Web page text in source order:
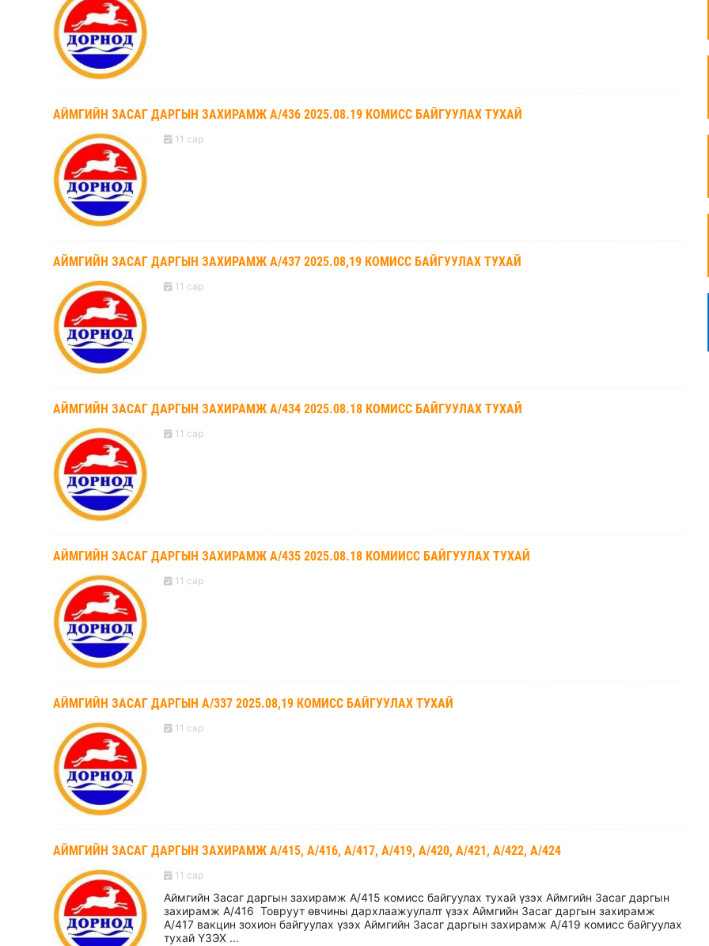
АЙМГИЙН ЗАСАГ ДАРГЫН ЗАХИРАМЖ А/436 2025.08.19 КОМИСС БАЙГУУЛАХ ТУХАЙ
11 сар
АЙМГИЙН ЗАСАГ ДАРГЫН ЗАХИРАМЖ А/437 2025.08,19 КОМИСС БАЙГУУЛАХ ТУХАЙ
11 сар
АЙМГИЙН ЗАСАГ ДАРГЫН ЗАХИРАМЖ А/434 2025.08.18 КОМИСС БАЙГУУЛАХ ТУХАЙ
11 сар
АЙМГИЙН ЗАСАГ ДАРГЫН ЗАХИРАМЖ А/435 2025.08.18 КОМИИСС БАЙГУУЛАХ ТУХАЙ
11 сар
АЙМГИЙН ЗАСАГ ДАРГЫН А/337 2025.08,19 КОМИСС БАЙГУУЛАХ ТУХАЙ
11 сар
АЙМГИЙН ЗАСАГ ДАРГЫН ЗАХИРАМЖ А/415, А/416, А/417, А/419, А/420, А/421, А/422, А/424
11 сар
Аймгийн Засаг даргын захирамж А/415 комисс байгуулах тухай үзэх Аймгийн Засаг даргын
захирамж А/416 Товруут өвчины дархлаажуулалт үзэх Аймгийн Засаг даргын захирамж
А/417 вакцин зохион байгуулах үзэх Аймгийн Засаг даргын захирамж А/419 комисс байгуулах
тухай ҮЗЭХ ...